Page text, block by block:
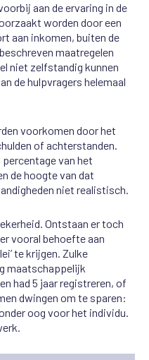
aan de ervaring in de
worden door een
aan inkomen, buiten de
maatregelen
niet zelfstandig kunnen
de hulpvragers helemaal
voorkomen door het
of achterstanden.
van het
de hoogte van dat
niet realistisch.
Ontstaan er toch
vooral behoefte aan
te krijgen. Zulke
maatschappelijk
had 5 jaar registreren, of
dwingen om te sparen:
oog voor het individu.